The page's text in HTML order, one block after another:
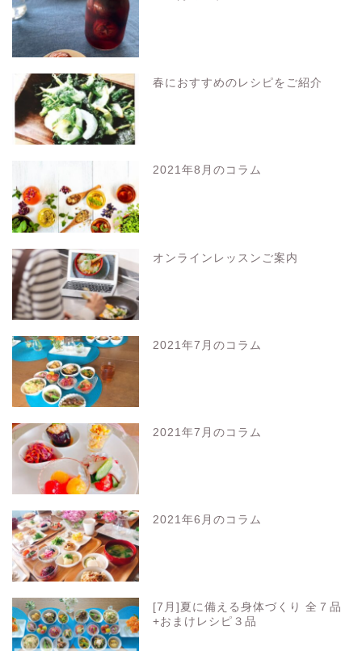
春におすすめのレシピをご紹介
2021年8月のコラム
オンラインレッスンご案内
2021年7月のコラム
2021年7月のコラム
2021年6月のコラム
[7月]夏に備える身体づくり 全７品
+おまけレシピ３品